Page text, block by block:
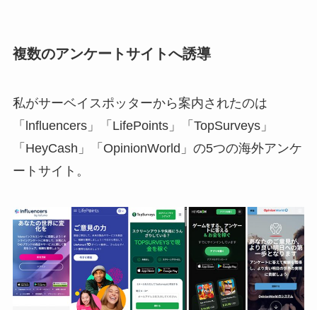
複数のアンケートサイトへ誘導
私がサーベイスポッターから案内されたのは
「lnfluencers」「LifePoints」「TopSurveys」
「HeyCash」「OpinionWorld」の5つの海外アンケ
ートサイト。